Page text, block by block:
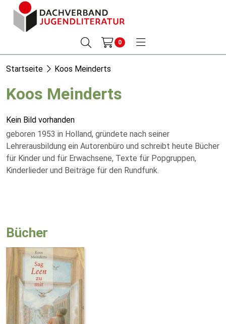
0
Startseite Koos Meinderts
Koos Meinderts
Kein Bild vorhanden
geboren 1953 in Holland, gründete nach seiner
Lehrerausbildung ein Autorenbüro und schreibt heute Bücher
für Kinder und für Erwachsene, Texte für Popgruppen,
Kinderlieder und Beiträge für den Rundfunk.
Bücher